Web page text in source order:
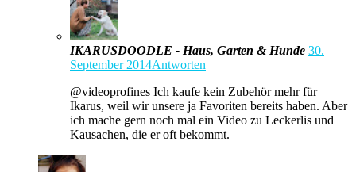
IKARUSDOODLE - Haus, Garten & Hunde 30.
September 2014Antworten
@videoprofines Ich kaufe kein Zubehör mehr für
Ikarus, weil wir unsere ja Favoriten bereits haben. Aber
ich mache gern noch mal ein Video zu Leckerlis und
Kausachen, die er oft bekommt.